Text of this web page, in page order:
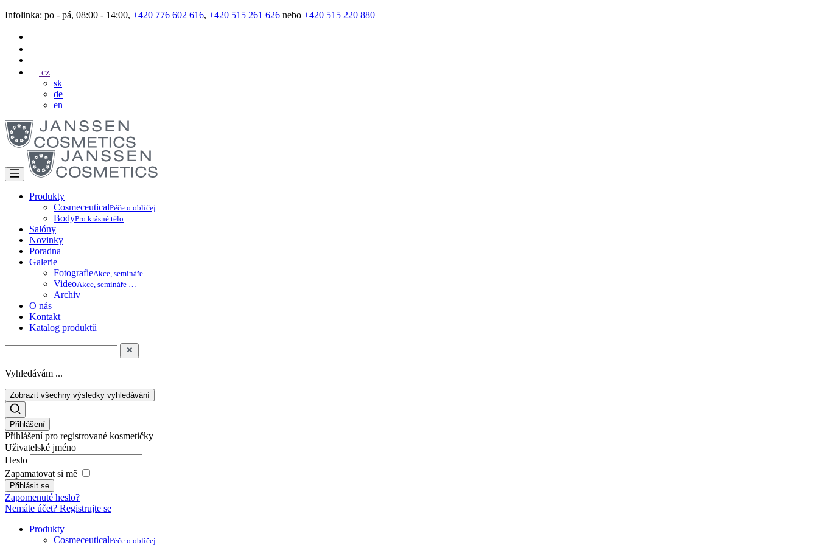
Infolinka: po - pá, 08:00 - 14:00, +420 776 602 616, +420 515 261 626 nebo +420 515 220 880
cz
sk
de
en
Produkty
CosmeceuticalPéče o obličej
BodyPro krásné tělo
Salóny
Novinky
Poradna
Galerie
FotografieAkce, semináře …
VideoAkce, semináře …
Archiv
O nás
Kontakt
Katalog produktů
Vyhledávám ...
Zobrazit všechny výsledky vyhledávání
Přihlášení
Přihlášení pro registrované kosmetičky
Uživatelské jméno
Heslo
Zapamatovat si mě
Zapomenuté heslo?
Nemáte účet? Registrujte se
Produkty
CosmeceuticalPéče o obličej